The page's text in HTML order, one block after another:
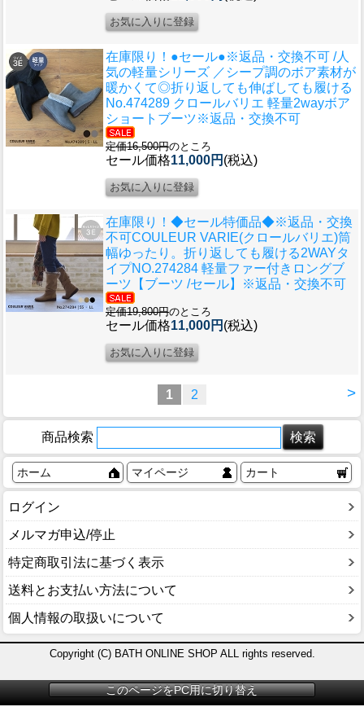
在庫限り！●セール●※返品・交換不可 /人
気の軽量シリーズ ／シープ調のボア素材が
暖かくて◎折り返しても伸ばしても履ける
No.474289 クロールバリエ 軽量2wayボア
ショートブーツ※返品・交換不可
定価16,500円のところ
セール価格11,000円 (税込)
在庫限り！◆セール特価品◆※返品・交換
不可COULEUR VARIE(クロールバリエ)筒
幅ゆったり。折り返しても履ける2WAYタ
イプNO.274284 軽量ファー付きロングブ
ーツ【ブーツ /セール】※返品・交換不可
定価19,800円のところ
セール価格11,000円 (税込)
>
1 2
商品検索
ホーム マイページ カート
ログイン
メルマガ申込/停止
特定商取引法に基づく表示
送料とお支払い方法について
個人情報の取扱いについて
Copyright (C) BATH ONLINE SHOP ALL rights reserved.
このページをPC用に切り替え